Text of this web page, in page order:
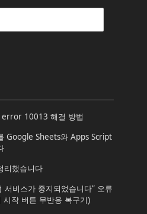
10013 해결 방법
Google Sheets와 Apps Script
리했습니다
비스가 중지되었습니다” 오류
작 버튼 무반응 복구기)